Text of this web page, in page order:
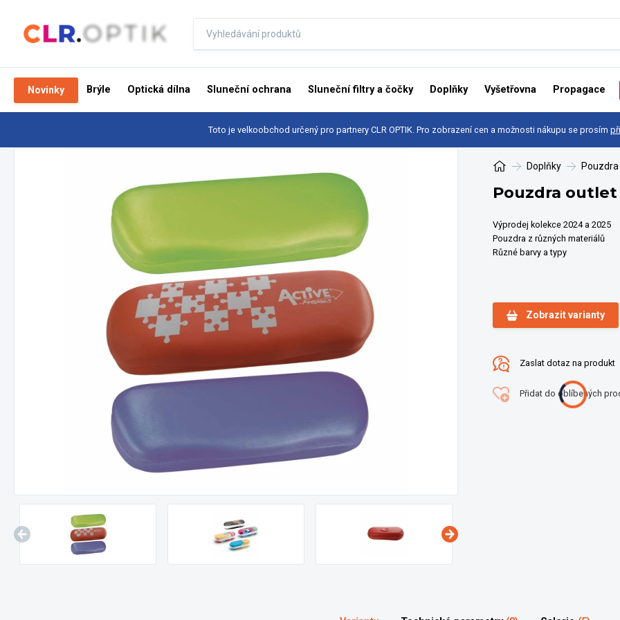
Novinky Brýle Optická dílna Sluneční ochrana Sluneční filtry a čočky Doplňky Vyšetřovna Propagace
Toto je velkoobchod určený pro partnery CLR OPTIK. Pro zobrazení cen a možnosti nákupu se prosím
Doplňky Pouzdra
Pouzdra outlet
Výprodej kolekce 2024 a 2025
Pouzdra z různých materiálů
Různé barvy a typy
Zobrazit varianty
Zaslat dotaz na produkt
Přidat do oblíbených